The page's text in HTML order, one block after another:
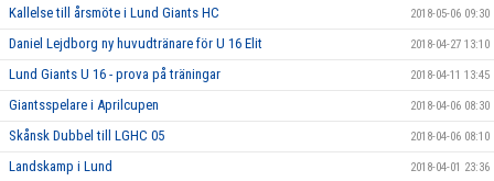
Kallelse till årsmöte i Lund Giants HC 2018-05-06 09:30
Daniel Lejdborg ny huvudtränare för U 16 Elit 2018-04-27 13:10
Lund Giants U 16 - prova på träningar 2018-04-11 13:45
Giantsspelare i Aprilcupen 2018-04-06 08:30
Skånsk Dubbel till LGHC 05 2018-04-06 08:10
Landskamp i Lund 2018-04-01 23:36